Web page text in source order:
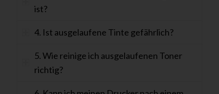
ist?
4. Ist ausgelaufene Tinte gefährlich?
5. Wie reinige ich ausgelaufenen Toner
richtig?